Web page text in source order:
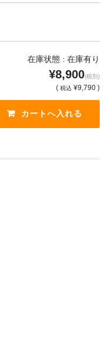
在庫状態 : 在庫有り
¥8,900(税別)
( 税込 ¥9,790 )